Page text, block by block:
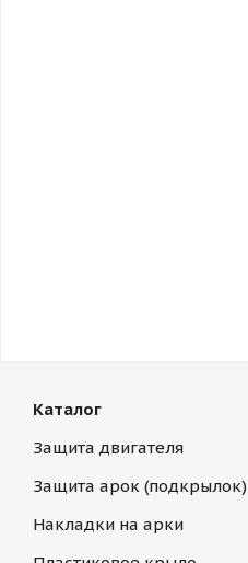
Каталог
Защита двигателя
Защита арок (подкрылок)
Накладки на арки